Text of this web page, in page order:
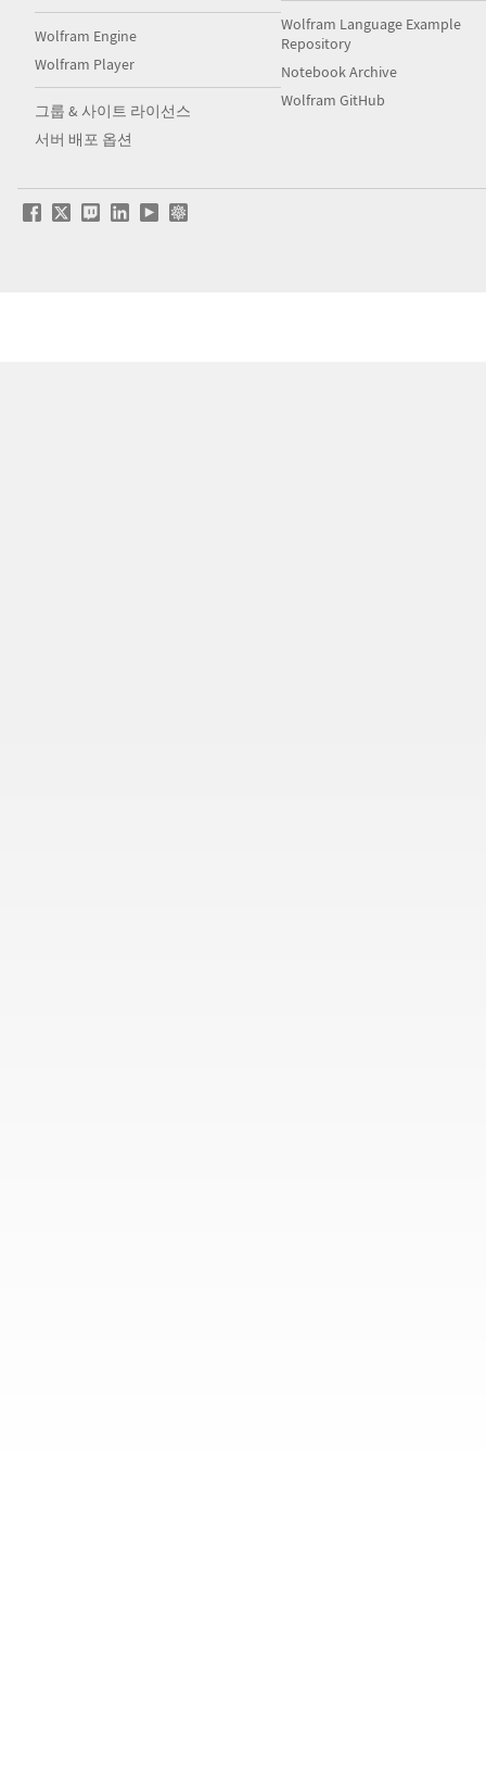
Wolfram Engine
Wolfram Player
그룹 & 사이트 라이선스
서버 배포 옵션
Wolfram Language Example
Repository
Notebook Archive
Wolfram GitHub